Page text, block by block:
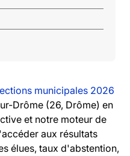
municipales 2026
Drôme (26, Drôme) en
et notre moteur de
aux résultats
élues, taux d'abstention,